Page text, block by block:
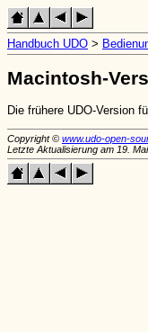
Handbuch UDO >
Macintosh-
Die frühere UDO-Version
Copyright © www.udo-open-
Letzte Aktualisierung am 19.